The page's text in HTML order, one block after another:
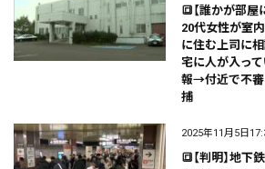
🔳【誰かが部屋
20代女性が室
に住む上司に
宅に人が入っ
報→付近で不審
捕
2025年11月5日
🔳【判明】地下